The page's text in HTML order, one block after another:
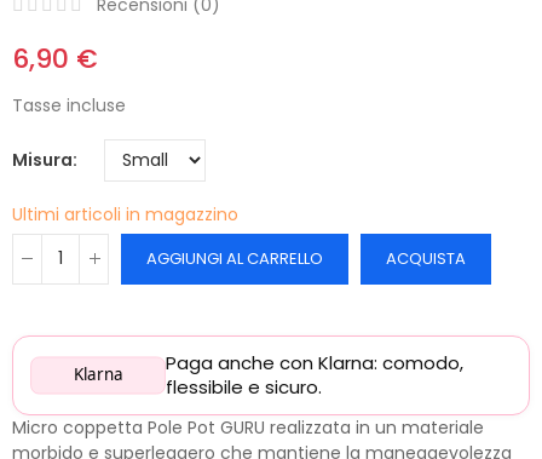
6,90 €
Tasse incluse
Misura
Ultimi articoli in magazzino
AGGIUNGI AL CARRELLO ACQUISTA
Klarna
Paga anche con Klarna: comodo,
flessibile e sicuro.
Micro coppetta Pole Pot GURU realizzata in un materiale
morbido e superleggero che mantiene la maneggevolezza